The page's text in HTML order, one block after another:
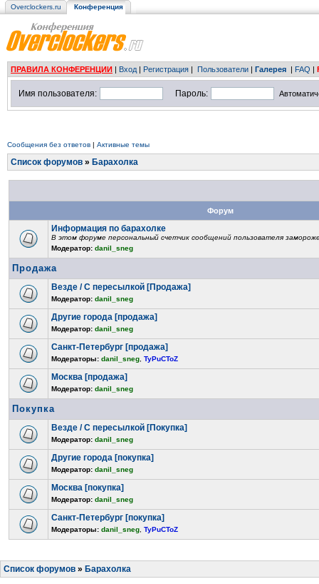
Overclockers.ru Конференция
ПРАВИЛА КОНФЕРЕНЦИИ | Вход | Регистрация | Пользователи | Галерея | FAQ |
Имя пользователя: Пароль:
Сообщения без ответов | Активные темы
Список форумов » Барахолка
Форум
Информация по барахолке
В этом форуме персональный счетчик сообщений пользователя
Модератор: danil_sneg
Продажа
Везде / С пересылкой [Продажа]
Модератор: danil_sneg
Другие города [продажа]
Модератор: danil_sneg
Санкт-Петербург [продажа]
Модераторы: danil_sneg TyPuCToZ
Москва [продажа]
Модератор: danil_sneg
Покупка
Везде / С пересылкой [Покупка]
Модератор: danil_sneg
Другие города [покупка]
Модератор: danil_sneg
Москва [покупка]
Модератор: danil_sneg
Санкт-Петербург [покупка]
Модераторы: danil_sneg TyPuCToZ
Список форумов » Барахолка